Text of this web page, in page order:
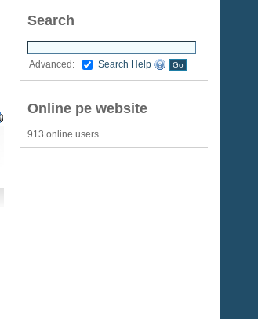
Search
Advanced: Search Help
Online pe website
913 online users